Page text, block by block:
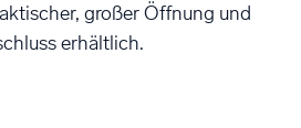
großer Öffnung und
erhältlich.